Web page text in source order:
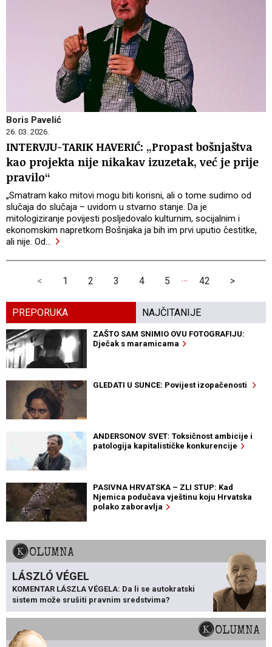
Boris Pavelić
26. 03. 2026.
INTERVJU-TARIK HAVERIĆ: „Propast bošnjaštva
kao projekta nije nikakav izuzetak, već je prije
pravilo“
„Smatram kako mitovi mogu biti korisni, ali o tome sudimo od
slučaja do slučaja – uvidom u stvarno stanje. Da je
mitologiziranje povijesti posljedovalo kulturnim, socijalnim i
ekonomskim napretkom Bošnjaka ja bih im prvi uputio čestitke,
ali nije. Od…
< 1 2 3 4 5 … 42 >
PREPORUKA NAJČITANIJE
ZAŠTO SAM SNIMIO OVU FOTOGRAFIJU:
Dječak s maramicama
GLEDATI U SUNCE: Povijest izopačenosti
ANDERSONOV SVET: Toksičnost ambicije i
patologija kapitalističke konkurencije
PASIVNA HRVATSKA – ZLI STUP: Kad
Njemica podučava vještinu koju Hrvatska
polako zaboravlja
KOLUMNA
LÁSZLÓ VÉGEL
KOMENTAR LÁSZLA VÉGELA: Da li se autokratski
sistem može srušiti pravnim sredstvima?
KOLUMNA